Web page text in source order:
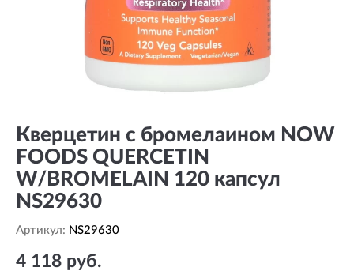
Кверцетин с бромелаином NOW
FOODS QUERCETIN
W/BROMELAIN 120 капсул
NS29630
Артикул: NS29630
4 118 руб.